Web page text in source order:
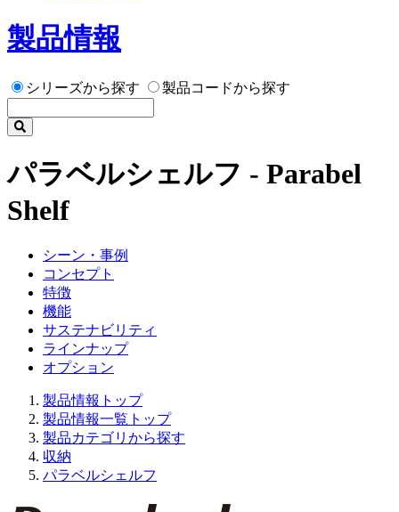
製品情報
シリーズから探す 製品コードから探す
パラベルシェルフ - Parabel
Shelf
シーン・事例
コンセプト
特徴
機能
サステナビリティ
ラインナップ
オプション
製品情報トップ
製品情報一覧トップ
製品カテゴリから探す
収納
パラベルシェルフ